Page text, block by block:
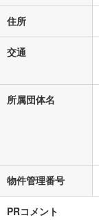
住所
交通
所属団体名
物件管理番号
PRコメント